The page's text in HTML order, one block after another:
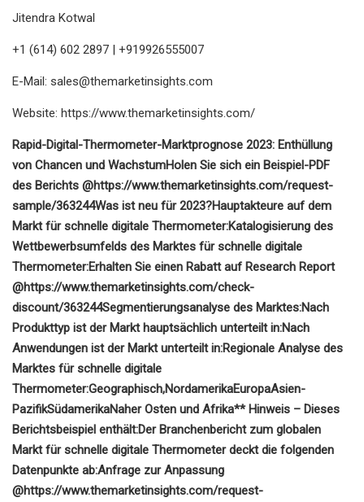
Jitendra Kotwal
+1 (614) 602 2897 | +919926555007
E-Mail: sales@themarketinsights.com
Website: https://www.themarketinsights.com/
Rapid-Digital-Thermometer-Marktprognose 2023: Enthüllung
von Chancen und WachstumHolen Sie sich ein Beispiel-PDF
des Berichts @https://www.themarketinsights.com/request-
sample/363244Was ist neu für 2023?Hauptakteure auf dem
Markt für schnelle digitale Thermometer:Katalogisierung des
Wettbewerbsumfelds des Marktes für schnelle digitale
Thermometer:Erhalten Sie einen Rabatt auf Research Report
@https://www.themarketinsights.com/check-
discount/363244Segmentierungsanalyse des Marktes:Nach
Produkttyp ist der Markt hauptsächlich unterteilt in:Nach
Anwendungen ist der Markt unterteilt in:Regionale Analyse des
Marktes für schnelle digitale
Thermometer:Geographisch,NordamerikaEuropaAsien-
PazifikSüdamerikaNaher Osten und Afrika** Hinweis – Dieses
Berichtsbeispiel enthält:Der Branchenbericht zum globalen
Markt für schnelle digitale Thermometer deckt die folgenden
Datenpunkte ab:Anfrage zur Anpassung
@https://www.themarketinsights.com/request-